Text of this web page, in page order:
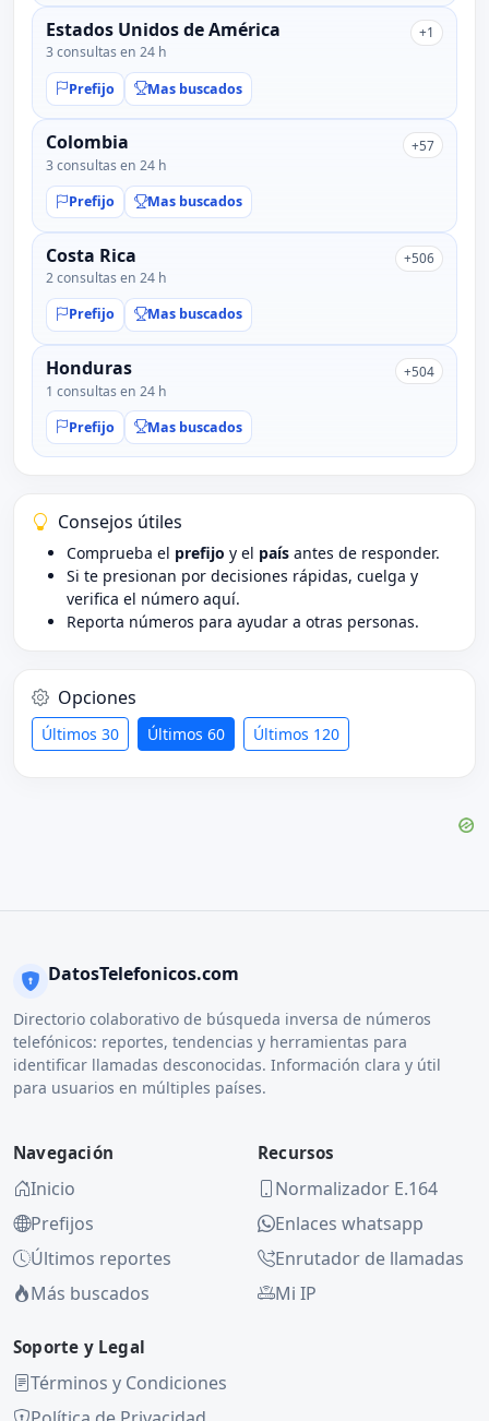
Estados Unidos de América
3 consultas en 24 h
+1
Prefijo Mas buscados
Colombia
3 consultas en 24 h
+57
Prefijo Mas buscados
Costa Rica
2 consultas en 24 h
+506
Prefijo Mas buscados
Honduras
1 consultas en 24 h
+504
Prefijo Mas buscados
Consejos útiles
Comprueba el prefijo y el país antes de responder.
Si te presionan por decisiones rápidas, cuelga y
verifica el número aquí.
Reporta números para ayudar a otras personas.
Opciones
Últimos 30 Últimos 60 Últimos 120
DatosTelefonicos.com
Directorio colaborativo de búsqueda inversa de números
telefónicos: reportes, tendencias y herramientas para
identificar llamadas desconocidas. Información clara y útil
para usuarios en múltiples países.
Navegación
Inicio
Prefijos
Últimos reportes
Más buscados
Recursos
Normalizador E.164
Enlaces whatsapp
Enrutador de llamadas
Mi IP
Soporte y Legal
Términos y Condiciones